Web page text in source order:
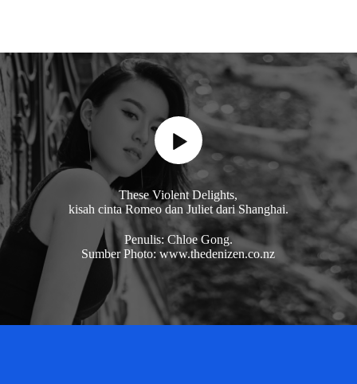
These Violent Delights,
kisah cinta Romeo dan Juliet dari Shanghai.
Penulis: Chloe Gong.
Sumber Photo: www.thedenizen.co.nz